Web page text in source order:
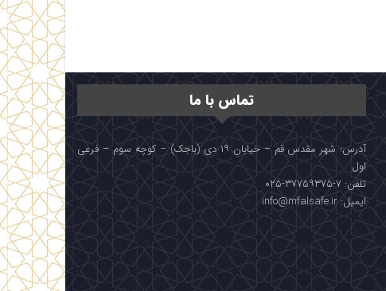
تماس با ما
آدرس: شهر مقدس قم – خیابان ۱۹ دی (باجک) – کوچه سوم – فرعی
اول
تلفن: ۷-۳۷۷۵۹۳۷۵-۰۲۵
ایمیل: info@mfalsafe.ir